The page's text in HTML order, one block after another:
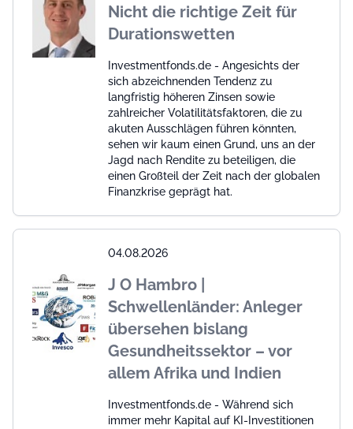
Nicht die richtige Zeit für
Durationswetten
Investmentfonds.de - Angesichts der
sich abzeichnenden Tendenz zu
langfristig höheren Zinsen sowie
zahlreicher Volatilitätsfaktoren, die zu
akuten Ausschlägen führen könnten,
sehen wir kaum einen Grund, uns an der
Jagd nach Rendite zu beteiligen, die
einen Großteil der Zeit nach der globalen
Finanzkrise geprägt hat.
04.08.2026
J O Hambro |
Schwellenländer: Anleger
übersehen bislang
Gesundheitssektor – vor
allem Afrika und Indien
Investmentfonds.de - Während sich
immer mehr Kapital auf KI-Investitionen